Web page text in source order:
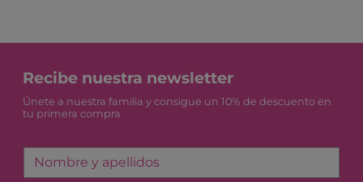
Recibe nuestra newsletter
Únete a nuestra familia y consigue un 10% de descuento en
tu primera compra
Nombre y apellidos